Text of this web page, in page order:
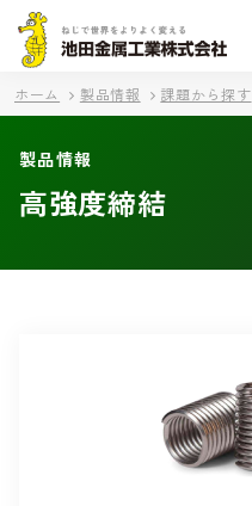
ホーム 製品情報 課題から探す
製品情報
高強度締結